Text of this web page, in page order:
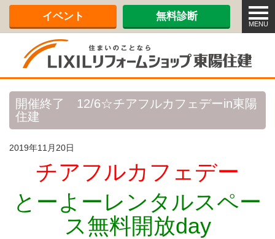
メ
ニ
ュ
MENU
イベント 無料診断
開催終了 12/6☆チアフルカフェデーin東陽
住建
2019年11月20日
チアフルカフェデー
とーよーレンタルスペー
ス無料開放day